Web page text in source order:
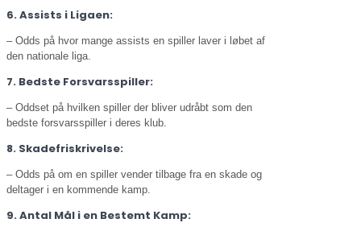
6. Assists i Ligaen:
– Odds på hvor mange assists en spiller laver i løbet af
den nationale liga.
7. Bedste Forsvarsspiller:
– Oddset på hvilken spiller der bliver udråbt som den
bedste forsvarsspiller i deres klub.
8. Skadefriskrivelse:
– Odds på om en spiller vender tilbage fra en skade og
deltager i en kommende kamp.
9. Antal Mål i en Bestemt Kamp: